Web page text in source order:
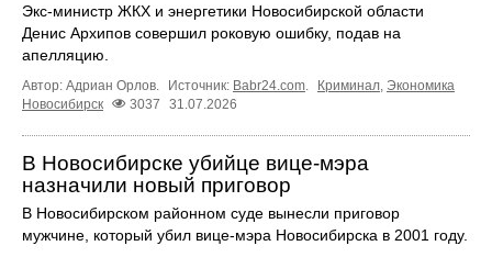
Экс‑министр ЖКХ и энергетики Новосибирской области
Денис Архипов совершил роковую ошибку, подав на
апелляцию.
Автор: Адриан Орлов. Источник: Babr24.com Криминал Экономика
Новосибирск
3037 31.07.2026
В Новосибирске убийце вице-мэра
назначили новый приговор
В Новосибирском районном суде вынесли приговор
мужчине, который убил вице-мэра Новосибирска в 2001 году.